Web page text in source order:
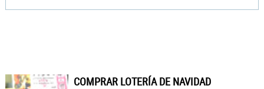
COMPRAR LOTERÍA DE NAVIDAD